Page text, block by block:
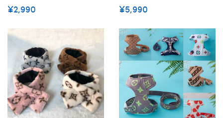
マジックテープ サイズ調整
¥2,990
用リード首輪ブランドハイ
ペット首輪ハーネスセット
通気性 S-2XL
¥5,990